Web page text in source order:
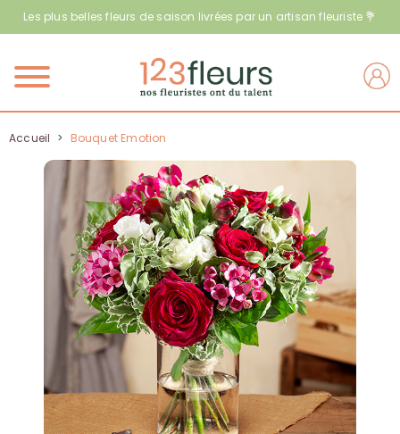
Les plus belles fleurs de saison livrées par un artisan fleuriste 💐
Menu
Accueil > Bouquet Emotion